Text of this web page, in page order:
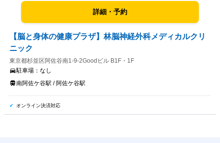
詳細・予約
【脳と身体の健康プラザ】林脳神経外科メディカルクリ
ニック
東京都杉並区阿佐谷南1-9-2Goodビル B1F・1F
駐車場： なし
南阿佐ケ谷駅 / 阿佐ケ谷駅
オンライン決済対応